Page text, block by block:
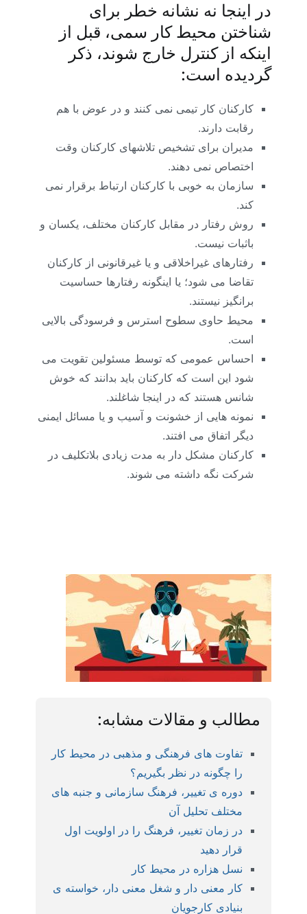
در اینجا نه نشانه خطر برای
شناختن محیط کار سمی، قبل از
اینکه از کنترل خارج شوند، ذکر
گردیده است:
کارکنان کار تیمی نمی کنند و در عوض با هم
رقابت دارند.
مدیران برای تشخیص تلاشهای کارکنان وقت
اختصاص نمی دهند.
سازمان به خوبی با کارکنان ارتباط برقرار نمی
کند.
روش رفتار در مقابل کارکنان مختلف، یکسان و
باثبات نیست.
رفتارهای غیراخلاقی و یا غیرقانونی از کارکنان
تقاضا می شود؛ یا اینگونه رفتارها حساسیت
برانگیز نیستند.
محیط حاوی سطوح استرس و فرسودگی بالایی
است.
احساس عمومی که توسط مسئولین تقویت می
شود این است که کارکنان باید بدانند که خوش
شانس هستند که در اینجا شاغلند.
نمونه هایی از خشونت و آسیب و یا مسائل ایمنی
دیگر اتفاق می افتند.
کارکنان مشکل دار به مدت زیادی بلاتکلیف در
شرکت نگه داشته می شوند.
مطالب و مقالات مشابه:
تفاوت های فرهنگی و مذهبی در محیط کار
را چگونه در نظر بگیریم؟
دوره ی تغییر، فرهنگ سازمانی و جنبه های
مختلف تحلیل آن
در زمان تغییر، فرهنگ را در اولویت اول
قرار دهید
نسل هزاره در محیط کار
کار معنی دار و شغل معنی دار، خواسته ی
بنیادی کارجویان